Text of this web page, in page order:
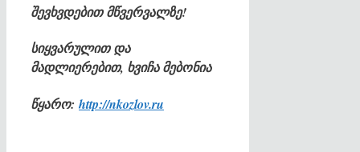
შევხვდებით მწვერვალზე!
სიყვარულით და
მადლიერებით, ხვიჩა მებონია
წყარო: http://nkozlov.ru